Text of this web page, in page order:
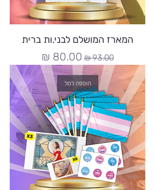
המארז המושלם לבני.ות ברית
מחיר רגיל‏93.00 ‏₪ מחיר מבצע
הוספה לסל